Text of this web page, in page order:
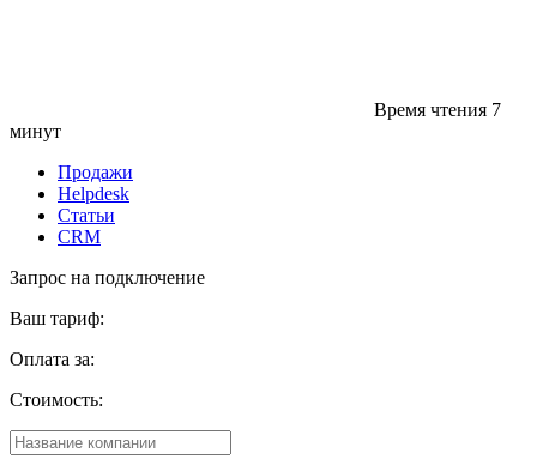
Время чтения 7
минут
Продажи
Helpdesk
Статьи
CRM
Запрос на подключение
Ваш тариф:
Оплата за:
Стоимость: